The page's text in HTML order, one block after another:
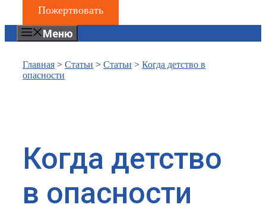
Пожертвовать
Меню
Главная > Статьи > Статьи > Когда детство в
опасности
Когда детство
в опасности